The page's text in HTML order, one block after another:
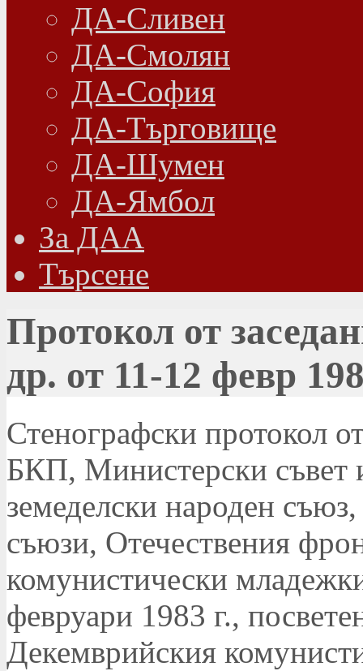
ДА-Сливен
ДА-Смолян
ДА-София
ДА-Търговище
ДА-Шумен
ДА-Ямбол
Зa ДАА
Търсене
Протокол от
др. от 11-12 февр
Стенографски протокол
БКП, Министерски съвет
земеделски народен
съюзи, Отечествения
комунистически
февруари 1983 г.,
Декемврийския